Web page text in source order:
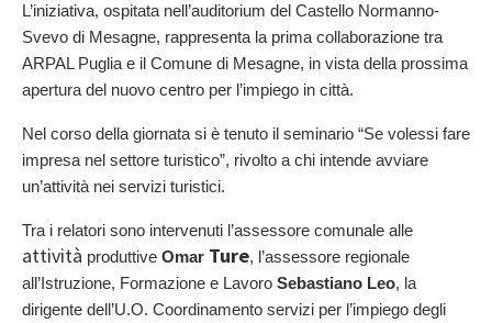
L’iniziativa, ospitata nell’auditorium del Castello Normanno-
Svevo di Mesagne, rappresenta la prima collaborazione tra
ARPAL Puglia e il Comune di Mesagne, in vista della prossima
apertura del nuovo centro per l’impiego in città.
Nel corso della giornata si è tenuto il seminario “Se volessi fare
impresa nel settore turistico”, rivolto a chi intende avviare
un’attività nei servizi turistici.
attività produttive Omar Ture, l’assessore regionale
all’Istruzione, Formazione e Lavoro Sebastiano Leo, la
dirigente dell’U.O. Coordinamento servizi per l’impiego degli